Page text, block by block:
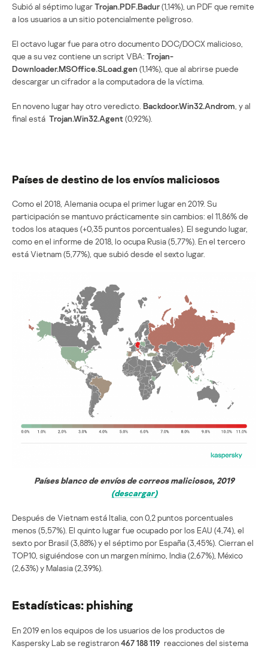
Subió al séptimo lugarTrojan.PDF.Badur(1,14%), un PDF que remite
a los usuarios a un sitio potencialmente peligroso.
El octavo lugar fue para otro documento DOC/DOCX malicioso,
que a su vez contiene un script VBA: Trojan-
Downloader.MSOffice.SLoad.gen (1,14%), que al abrirse puede
descargar un cifrador a la computadora de la víctima.
En noveno lugar hay otro veredicto. Backdoor.Win32.Androm , y al
final está Trojan.Win32.Agent(0,92%).
Países de destino de los envíos maliciosos
Como el 2018, Alemania ocupa el primer lugar en 2019. Su
participación se mantuvo prácticamente sin cambios: el 11,86% de
todos los ataques (+0,35 puntos porcentuales). El segundo lugar,
como en el informe de 2018, lo ocupa Rusia (5,77%). En el tercero
está Vietnam (5,77%), que subió desde el sexto lugar.
Países blanco de envíos de correos maliciosos, 2019
(descargar)
Después de Vietnam está Italia, con 0,2 puntos porcentuales
menos (5,57%). El quinto lugar fue ocupado por los EAU (4,74), el
sexto por Brasil (3,88%) y el séptimo por España (3,45%). Cierran el
TOP10, siguiéndose con un margen mínimo, India (2,67%), México
(2,63%) y Malasia (2,39%).
Estadísticas: phishing
En 2019 en los equipos de los usuarios de los productos de
Kaspersky Lab se registraron467 188 119 reacciones del sistema